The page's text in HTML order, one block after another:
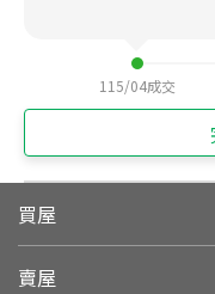
115/04成交
買屋
賣屋